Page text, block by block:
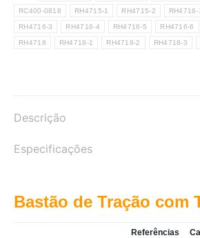
RC400-0818 RH4715-1 RH4715-2 RH4716-
RH4716-3 RH4716-4 RH4716-5 RH4716-6
RH4718 RH4718-1 RH4718-2 RH4718-3
Descrição
Especificações
Bastão de Tração com
Referências